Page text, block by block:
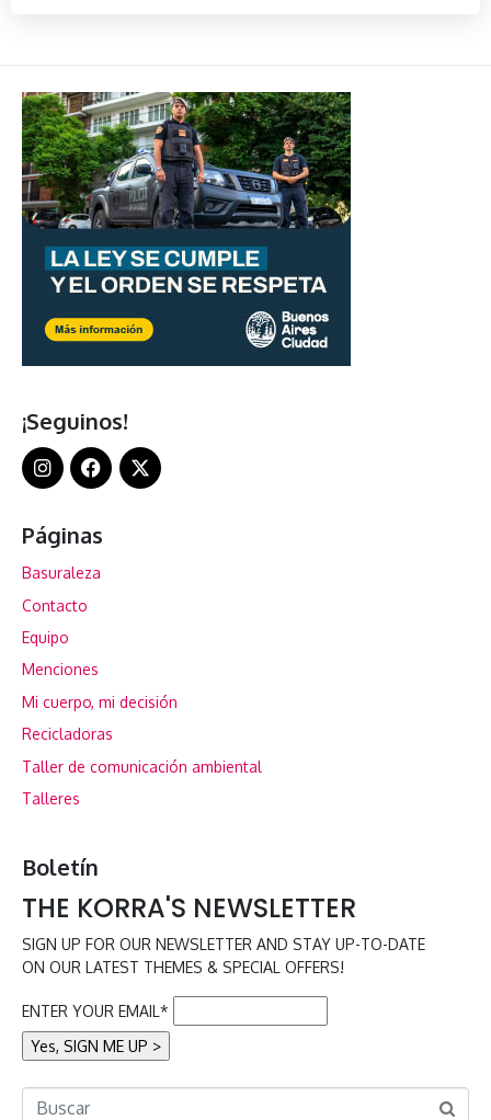
¡Seguinos!
Páginas
Basuraleza
Contacto
Equipo
Menciones
Mi cuerpo, mi decisión
Recicladoras
Taller de comunicación ambiental
Talleres
Boletín
THE KORRA'S NEWSLETTER
SIGN UP FOR OUR NEWSLETTER AND STAY UP-TO-DATE
ON OUR LATEST THEMES & SPECIAL OFFERS!
ENTER YOUR EMAIL*